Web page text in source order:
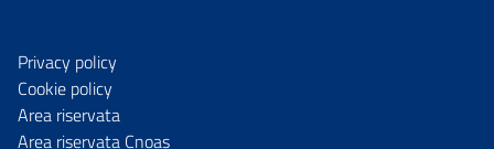
Privacy policy
Cookie policy
Area riservata
Area riservata Cnoas